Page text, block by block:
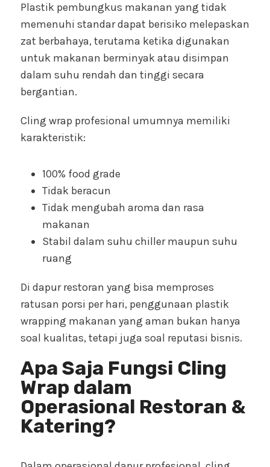
Plastik pembungkus makanan yang tidak
memenuhi standar dapat berisiko melepaskan
zat berbahaya, terutama ketika digunakan
untuk makanan berminyak atau disimpan
dalam suhu rendah dan tinggi secara
bergantian.
Cling wrap profesional umumnya memiliki
karakteristik:
100% food grade
Tidak beracun
Tidak mengubah aroma dan rasa
makanan
Stabil dalam suhu chiller maupun suhu
ruang
Di dapur restoran yang bisa memproses
ratusan porsi per hari, penggunaan plastik
wrapping makanan yang aman bukan hanya
soal kualitas, tetapi juga soal reputasi bisnis.
Apa Saja Fungsi Cling
Wrap dalam
Operasional Restoran &
Katering?